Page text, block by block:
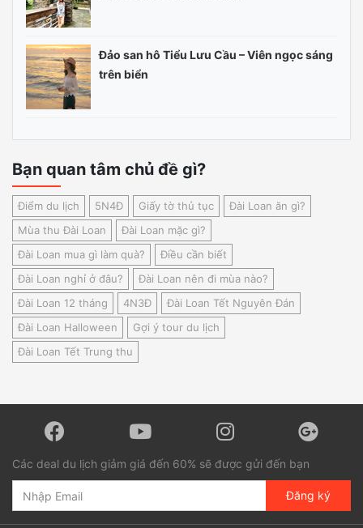
Đảo san hô Tiểu Lưu Cầu – Viên ngọc sáng
trên biển
Bạn quan tâm chủ đề gì?
Điểm du lịch 5N4Đ Giấy tờ thủ tục
Đài Loan ăn gì?
Mùa thu Đài Loan
Đài Loan mặc gì?
Đài Loan mua gì làm quà?
Điều cần biết
Đài Loan nghỉ ở đâu?
Đài Loan nên đi mùa nào?
Đài Loan 12 tháng
4N3Đ
Đài Loan Tết Nguyên Đán
Đài Loan Halloween
Gợi ý tour du lịch
Đài Loan Tết Trung thu
Các deal du lịch giảm giá đến 60% sẽ được gửi đến bạn
Đăng ký